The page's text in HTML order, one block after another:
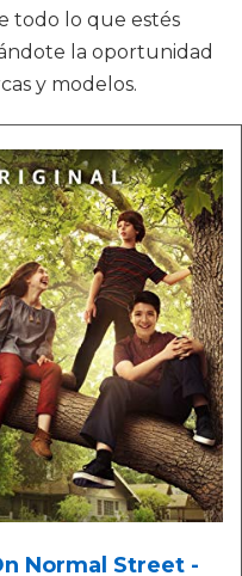
todo lo que estés
la oportunidad
y modelos.
Normal Street -